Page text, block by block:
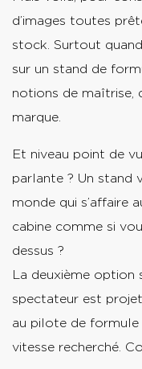
d’images toutes
stock. Surtout
sur un stand de
notions de maîtrise,
Et niveau point de
parlante ? Un stand
monde qui s’affaire
cabine comme si
dessus ?
La deuxième option
spectateur est
au pilote de formule
vitesse recherché.